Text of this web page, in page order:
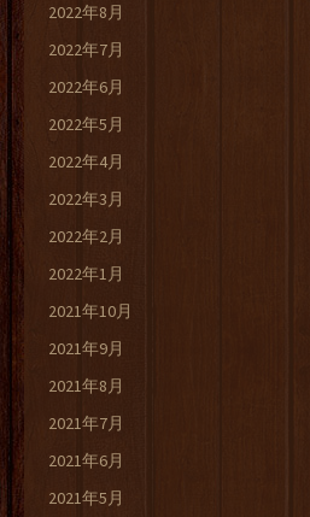
2022年8月
2022年7月
2022年6月
2022年5月
2022年4月
2022年3月
2022年2月
2022年1月
2021年10月
2021年9月
2021年8月
2021年7月
2021年6月
2021年5月